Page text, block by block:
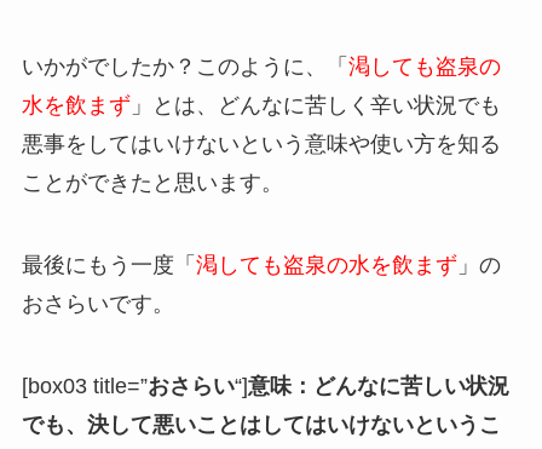
いかがでしたか？このように、「 渇しても盗泉の
水を飲まず」とは、どんなに苦しく辛い状況でも
悪事をしてはいけないという意味や使い方を知る
ことができたと思います。
最後にもう一度「 渇しても盗泉の水を飲まず」の
おさらいです。
[box03 title=”おさらい“]意味：どんなに苦しい状況
でも、決して悪いことはしてはいけないというこ